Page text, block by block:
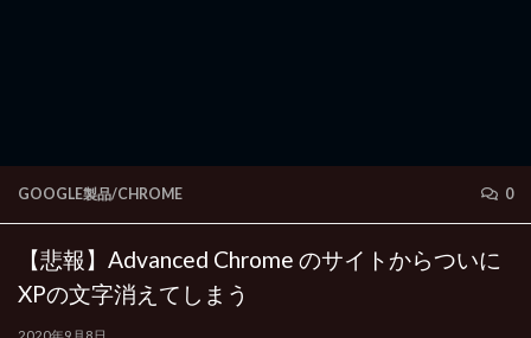
GOOGLE製品/CHROME 0
【悲報】Advanced Chrome のサイトからついに
XPの文字消えてしまう